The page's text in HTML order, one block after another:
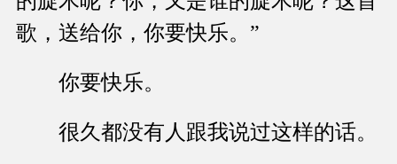
歌，送给你，你要快乐。”
你要快乐。
很久都没有人跟我说过这样的话。